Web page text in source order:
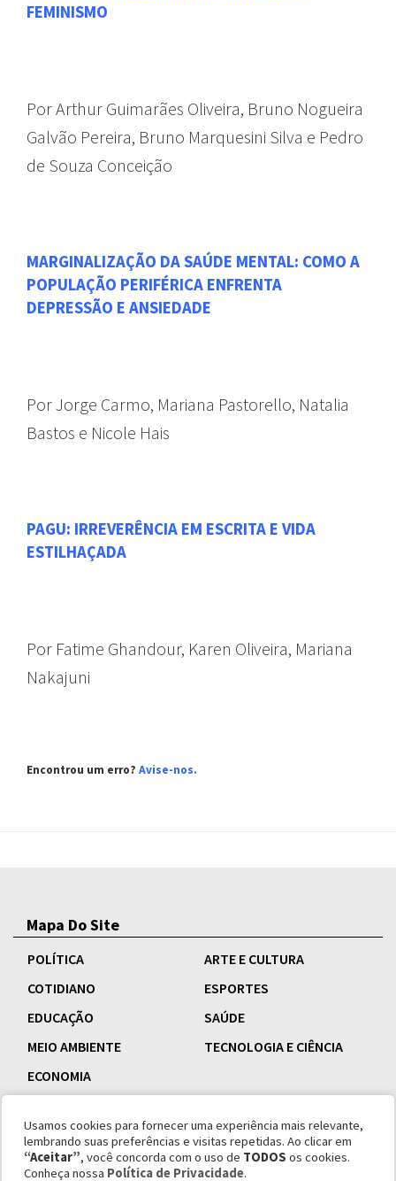
FEMINISMO
Por Arthur Guimarães Oliveira, Bruno Nogueira
Galvão Pereira, Bruno Marquesini Silva e Pedro
de Souza Conceição
MARGINALIZAÇÃO DA SAÚDE MENTAL: COMO A
POPULAÇÃO PERIFÉRICA ENFRENTA
DEPRESSÃO E ANSIEDADE
Por Jorge Carmo, Mariana Pastorello, Natalia
Bastos e Nicole Hais
PAGU: IRREVERÊNCIA EM ESCRITA E VIDA
ESTILHAÇADA
Por Fatime Ghandour, Karen Oliveira, Mariana
Nakajuni
Encontrou um erro? Avise-nos.
Mapa Do Site
POLÍTICA
ARTE E CULTURA
COTIDIANO
ESPORTES
EDUCAÇÃO
SAÚDE
MEIO AMBIENTE
TECNOLOGIA E CIÊNCIA
ECONOMIA
Usamos cookies para fornecer uma experiência mais relevante,
lembrando suas preferências e visitas repetidas. Ao clicar em
“Aceitar”, você concorda com o uso de TODOS os cookies.
Conheça nossa Política de Privacidade.